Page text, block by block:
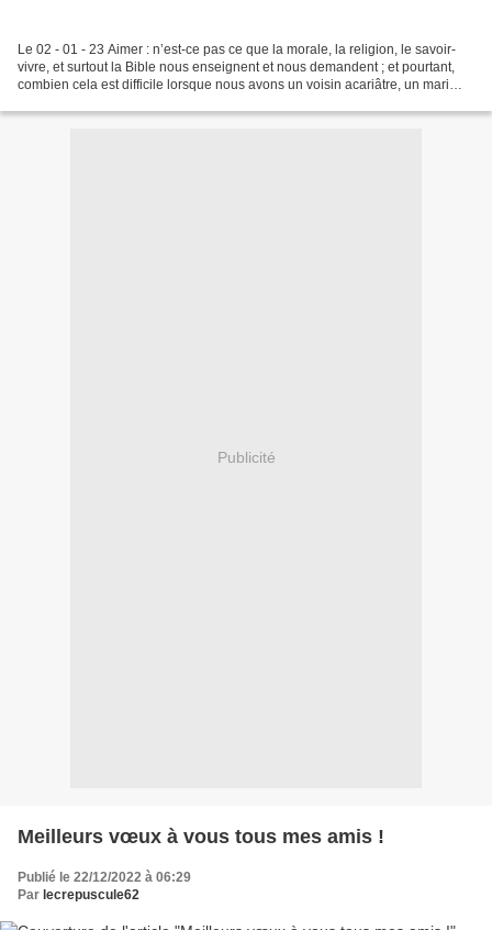
Le 02 - 01 - 23 Aimer : n’est-ce pas ce que la morale, la religion, le savoir-
vivre, et surtout la Bible nous enseignent et nous demandent ; et pourtant,
combien cela est difficile lorsque nous avons un voisin acariâtre, un mari
Publicité
Meilleurs vœux à vous tous mes amis !
Publié le 22/12/2022 à 06:29
Par lecrepuscule62